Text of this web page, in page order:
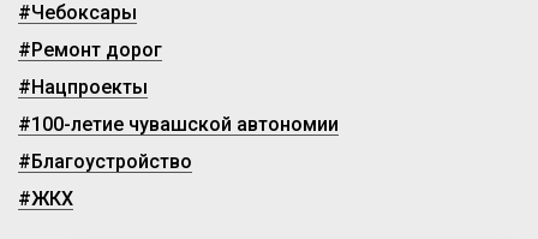
#Чебоксары
#Ремонт дорог
#Нацпроекты
#100-летие чувашской автономии
#Благоустройство
#ЖКХ